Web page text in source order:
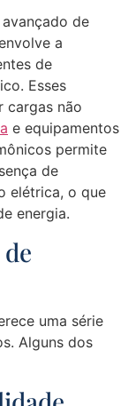
de
a
de
Esses
cargas não
e equipamentos
permite
de
elétrica, o que
energia.
uma série
Alguns dos